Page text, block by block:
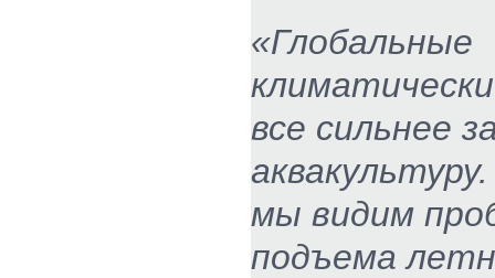
«Глобальные
все сильнее
мы видим
подъема